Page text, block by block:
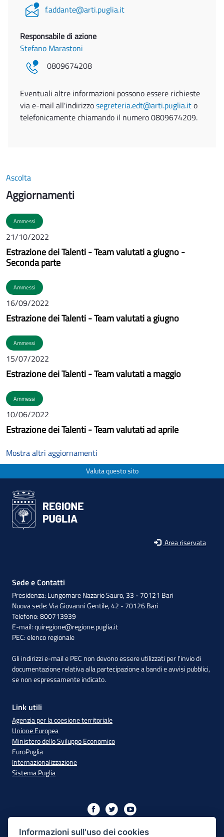
f.addante@arti.puglia.it
Responsabile di azione
Stefano Marastoni
0809674208
Eventuali altre informazioni possono essere richieste
via e-mail all'indirizzosegreteria.edt@arti.puglia.ito
telefonicamente chiamando il numero 0809674209.
Ascolta
Aggiornamenti
Ammessi
21/10/2022
Estrazione dei Talenti - Team valutati a giugno -
Seconda parte
Ammessi
16/09/2022
Estrazione dei Talenti - Team valutati a giugno
Ammessi
15/07/2022
Estrazione dei Talenti - Team valutati a maggio
Ammessi
10/06/2022
Estrazione dei Talenti - Team valutati ad aprile
Mostra altri aggiornamenti
Valuta questo sito
Area riservata
Sede e Contatti
Presidenza: Lungomare Nazario Sauro, 33 - 70121 Bari
Nuova sede: Via Giovanni Gentile, 42 - 70126 Bari
Telefono: 800713939
E-mail:quiregione@regione.puglia.it
PEC:elenco regionale
Gli indirizzi e-mail e PEC non devono essere utilizzati per l'invio di
documentazione relativa alla partecipazione a bandi e avvisi pubblici,
se non espressamente indicato.
Link utili
Agenzia per la coesione territoriale
Unione Europea
Ministero dello Sviluppo Economico
EuroPuglia
Internazionalizzazione
Sistema Puglia
XIII
Informazioni sull'uso dei cookies